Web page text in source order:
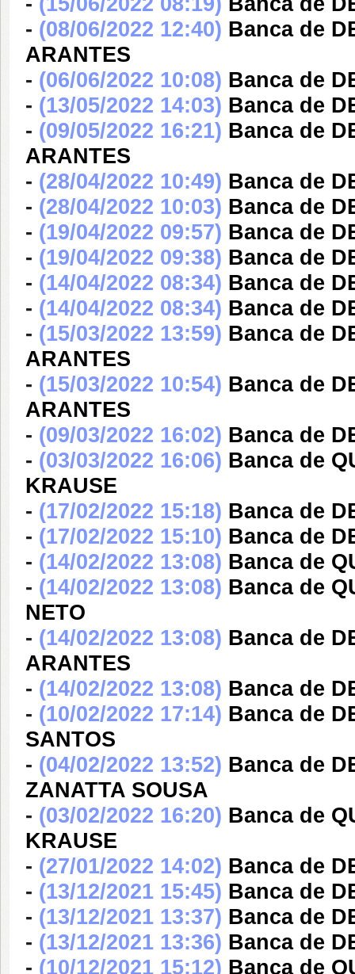
- (08/06/2022 12:40) Banca de
ARANTES
- (06/06/2022 10:08) Banca de
- (13/05/2022 14:03) Banca de
- (09/05/2022 16:21) Banca de
ARANTES
- (28/04/2022 10:49) Banca de
- (28/04/2022 10:03) Banca de
- (19/04/2022 09:57) Banca de
- (19/04/2022 09:38) Banca de
- (14/04/2022 08:34) Banca de
- (14/04/2022 08:34) Banca de
- (15/03/2022 13:59) Banca de
ARANTES
- (15/03/2022 10:54) Banca de
ARANTES
- (09/03/2022 16:02) Banca de
- (03/03/2022 16:06) Banca de
KRAUSE
- (17/02/2022 15:18) Banca de
- (17/02/2022 15:10) Banca de
- (14/02/2022 13:08) Banca de
- (14/02/2022 13:08) Banca de
NETO
- (14/02/2022 13:08) Banca de
ARANTES
- (14/02/2022 13:08) Banca de
- (10/02/2022 17:14) Banca de
SANTOS
- (04/02/2022 13:52) Banca de
ZANATTA SOUSA
- (03/02/2022 16:20) Banca de
KRAUSE
- (27/01/2022 14:02) Banca de
- (13/12/2021 15:45) Banca de
- (13/12/2021 13:37) Banca de
- (13/12/2021 13:36) Banca de
- (10/12/2021 15:12) Banca de